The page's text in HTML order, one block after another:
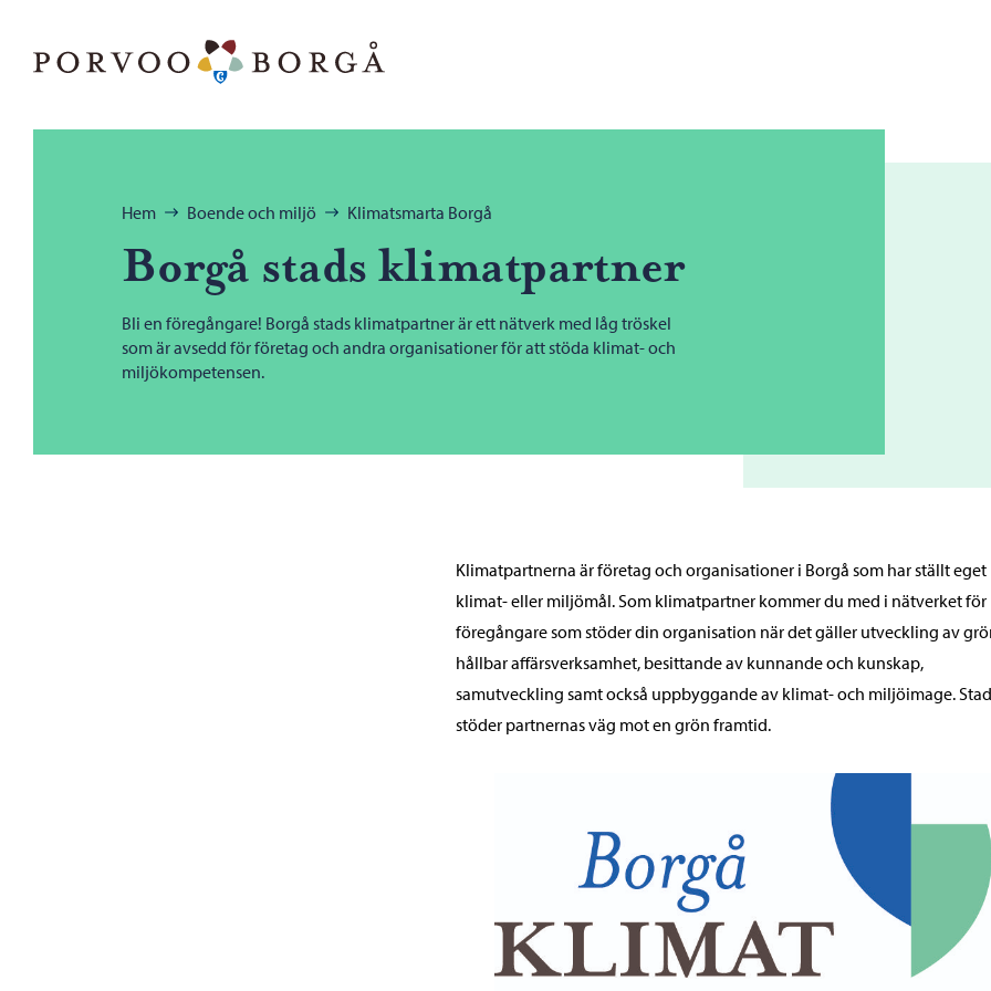
Bläddra:
Hem Boende och miljö Klimatsmarta Borgå
Borgå stads klimatpartner
Bli en föregångare! Borgå stads klimatpartner är ett nätverk med låg tröskel
som är avsedd för företag och andra organisationer för att stöda klimat- och
miljökompetensen.
Klimatpartnerna är företag och organisationer i Borgå som har ställt eget
klimat- eller miljömål. Som klimatpartner kommer du med i nätverket för
föregångare som stöder din organisation när det gäller utveckling av
hållbar affärsverksamhet, besittande av kunnande och kunskap,
samutveckling samt också uppbyggande av klimat- och miljöimage.
stöder partnernas väg mot en grön framtid.